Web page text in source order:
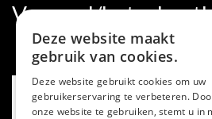
Verzend/
Deze website maakt
gebruik van cookies.
Deze website gebruikt cookies om uw
gebruikerservaring te verbeteren.
onze website te gebruiken, stemt u in